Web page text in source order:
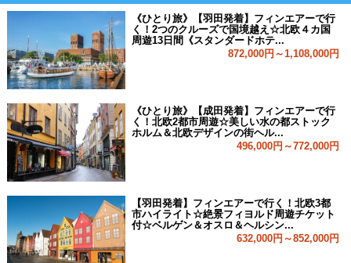
《ひとり旅》【羽田発着】フィンエアーで行
く！2つのクルーズで国境越え☆北欧４カ国
周遊13日間《スタンダードホテ...
872,000円～1,108,000円
《ひとり旅》【成田発着】フィンエアーで行
く！北欧2都市周遊☆美しい水の都ストック
ホルム＆北欧デザインの街ヘル...
496,000円～772,000円
【羽田発着】フィンエアーで行く！北欧3都
市ハイライト☆絶景フィヨルド周遊チケット
付☆ベルゲン＆オスロ＆ヘルシン...
632,000円～852,000円